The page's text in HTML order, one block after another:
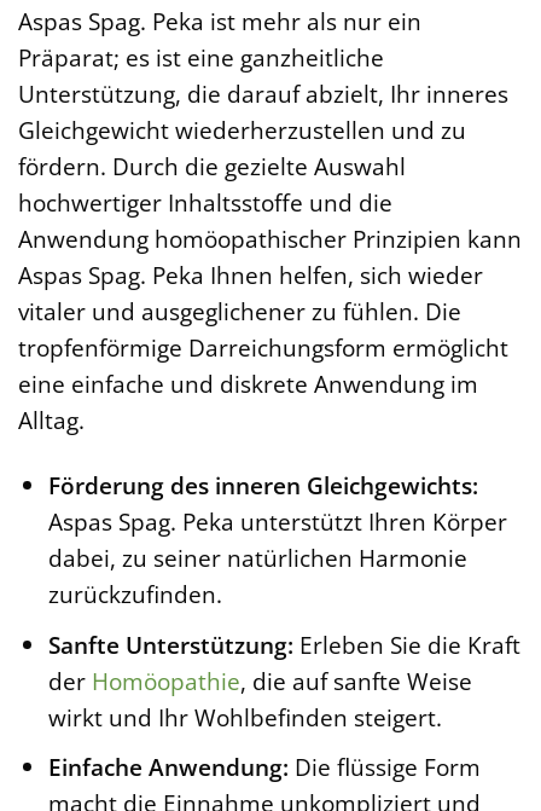
Aspas Spag. Peka ist mehr als nur ein
Präparat; es ist eine ganzheitliche
Unterstützung, die darauf abzielt, Ihr inneres
Gleichgewicht wiederherzustellen und zu
fördern. Durch die gezielte Auswahl
hochwertiger Inhaltsstoffe und die
Anwendung homöopathischer Prinzipien kann
Aspas Spag. Peka Ihnen helfen, sich wieder
vitaler und ausgeglichener zu fühlen. Die
tropfenförmige Darreichungsform ermöglicht
eine einfache und diskrete Anwendung im
Alltag.
Förderung des inneren Gleichgewichts:
Aspas Spag. Peka unterstützt Ihren Körper
dabei, zu seiner natürlichen Harmonie
zurückzufinden.
Sanfte Unterstützung: Erleben Sie die Kraft
der Homöopathie, die auf sanfte Weise
wirkt und Ihr Wohlbefinden steigert.
Einfache Anwendung: Die flüssige Form
macht die Einnahme unkompliziert und